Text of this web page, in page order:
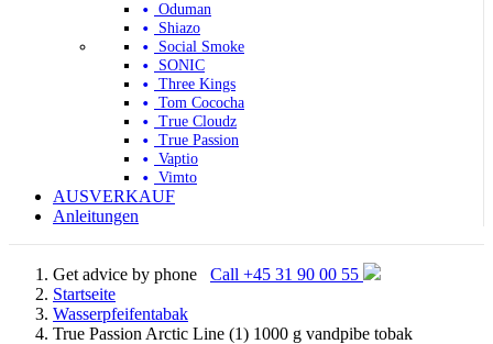
Oduman
Shiazo
Social Smoke
SONIC
Three Kings
Tom Cococha
True Cloudz
True Passion
Vaptio
Vimto
AUSVERKAUF
Anleitungen
Get advice by phone
Call +45 31 90 00 55
Startseite
Wasserpfeifentabak
True Passion Arctic Line (1) 1000 g vandpibe tobak